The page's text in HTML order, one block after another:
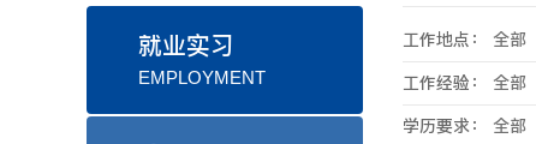
就业实习
EMPLOYMENT
工作地点： 全部
工作经验： 全部
学历要求： 全部